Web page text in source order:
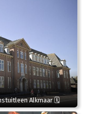
Alkmaar 🗓